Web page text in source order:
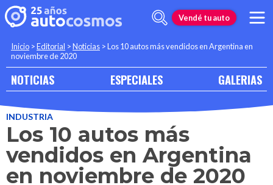
Vendé tu auto
Inicio >Editorial >Noticias >Los 10 autos más vendidos en Argentina en
noviembre de 2020
NOTICIAS ESPECIALES GALERIAS
INDUSTRIA
Los 10 autos más
vendidos en Argentina
en noviembre de 2020